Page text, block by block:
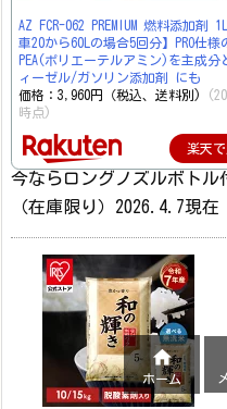
AZ FCR-062 PREMIUM 燃料添加剤
車20から60Lの場合5回分】PRO仕様
PEA(ポリエーテルアミン)を主成分
ィーゼル/ガソリン添加剤 にも
価格：3,960円（税込、送料別)
時点)
楽天で
今ならロングノズルボトル
（在庫限り）2026.4.7現在

ホーム